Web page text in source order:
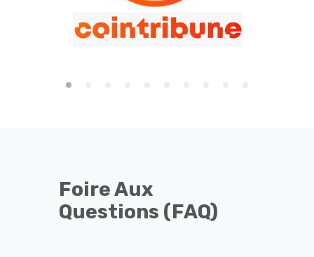
Foire Aux
Questions (FAQ)